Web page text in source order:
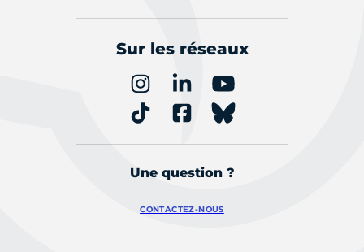
Sur les réseaux
Une question ?
CONTACTEZ-NOUS